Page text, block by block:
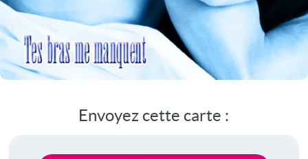
Envoyez cette carte :